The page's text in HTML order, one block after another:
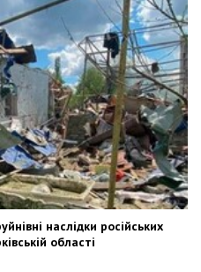
наслідки російських
області